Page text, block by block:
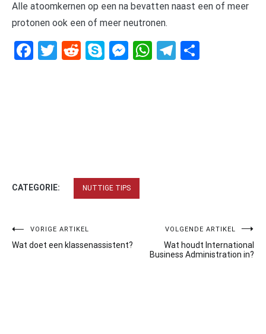
Alle atoomkernen op een na bevatten naast een of meer
protonen ook een of meer neutronen.
Facebook
Twitter
RedditSkypeMessenger
WhatsApp
Telegram
CATEGORIE: NUTTIGE TIPS
Bericht
navigatie
VORIGE ARTIKEL
Wat doet een klassenassistent?
VOLGENDE ARTIKEL
Wat houdt International
Business Administration in?